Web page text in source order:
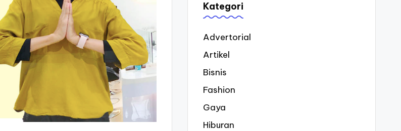
Kategori
Advertorial
Artikel
Bisnis
Fashion
Gaya
Hiburan